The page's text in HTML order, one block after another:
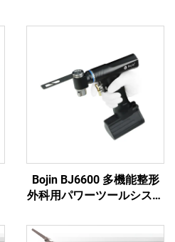
Bojin BJ6600 多機能整形
外科用パワーツールシステ
ドリル・ソー・ドライバー